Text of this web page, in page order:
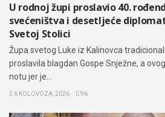
U rodnoj župi proslavio 40.
svećeništva i desetljeće
Svetoj Stolici
Župa svetog Luke iz Kalinovca
proslavila blagdan Gospe Snježne, a
notu jer je...
6 KOLOVOZA, 2026 96